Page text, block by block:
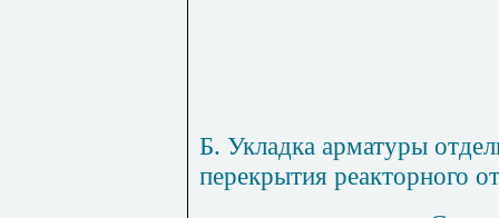
Б. Укладка арматуры
перекрытия реакторного